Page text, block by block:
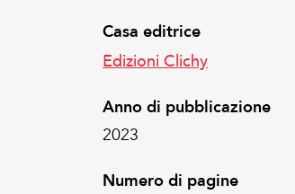
Casa editrice
Edizioni Clichy
Anno di pubblicazione
2023
Numero di pagine